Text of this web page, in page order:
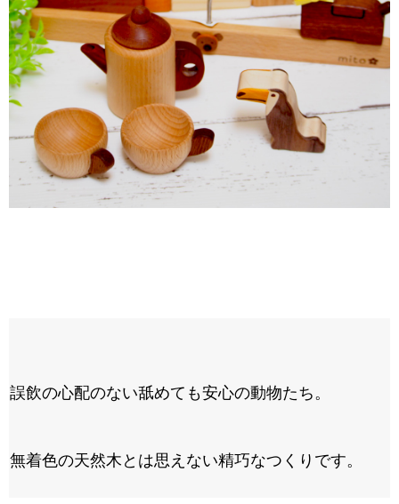
誤飲の心配のない舐めても安心の動物たち。
無着色の天然木とは思えない精巧なつくりです。